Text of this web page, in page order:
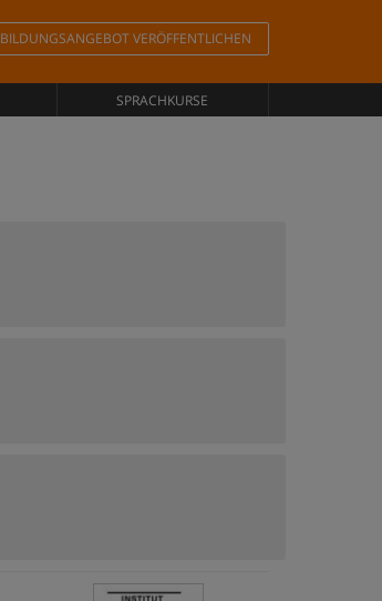
BILDUNGSANGEBOT VERÖFFENTLICHEN
SPRACHKURSE